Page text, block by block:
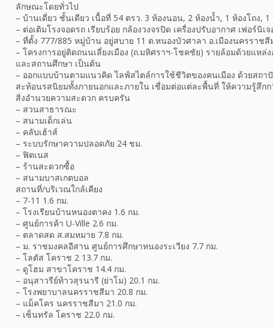
ลักษณะโดยทั่วไป
– บ้านเดี่ยว ชั้นเดียว เนื้อที่ 54 ตรว. 3 ห้องนอน, 2 ห้องน้ำ, 1 ห้องโถง, 1
– ต่อเติมโรงจอดรถ เรียบร้อย กล้องวงจรปิด เครื่องปรับอากาศ เฟอร์นิเจ
– ที่ตั้ง 777/885 หมู่บ้าน อยู่สบาย 11 ต.หนองบัวศาลา อ.เมืองนครราช
– โครงการอยู่ติดถนนเลี่ยงเมือง (ถ.มหิศราฯ-โชคชัย) รายล้อมด้วยแห
และสถานศึกษา เป็นต้น
– ออกแบบบ้านตามแนวคิด ไลฟ์สไตล์การใช้ชีวิตของคนเมือง ด้วยสถ
สะท้อนรสนิยมทั้งภายนอกและภายใน เชื่อมต่อแต่ละพื้นที่ ให้ความรู้สึกก
สิ่งอำนวยความสะดวก ครบครัน
– สวนสาธารณะ
– สนามเด็กเล่น
– คลับเฮ้าส์
– ระบบรักษาความปลอดภัย 24 ชม.
– ฟิตเนส
– ร้านสะดวกซื้อ
– สนามบาสเกตบอล
สถานที่/บริเวณใกล้เคียง
– 7-11 1.6 กม.
– โรงเรียนบ้านหนองตาคง 1.6 กม.
– ศูนย์การค้า U-Ville 2.6 กม.
– ตลาดสด ส.สมหมาย 7.8 กม.
– ม. ราชมงคลอีสาน ศูนย์การศึกษาหนองระเวียง 7.7 กม.
– โลตัส โคราช 2 13.7 กม.
– ดูโฮม สาขาโคราช 14.4 กม.
– อนุสาวรีย์ท้าวสุรนารี (ย่าโม) 20.1 กม.
– โรงพยาบาลนครราชสีมา 20.8 กม.
– แม็คโคร นครราชสีมา 21.0 กม.
– เซ็นทรัล โคราช 22.0 กม.